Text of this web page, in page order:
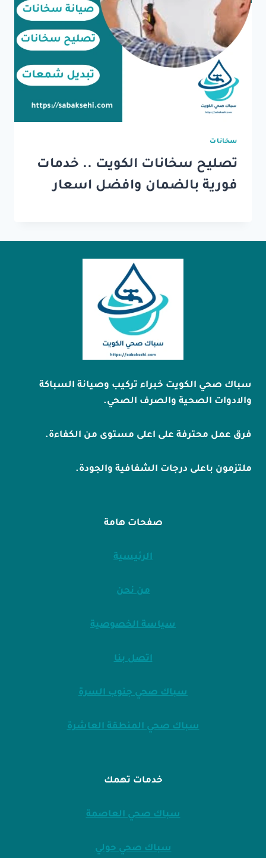
سخانات
تصليح سخانات الكويت .. خدمات
فورية بالضمان وافضل اسعار
سباك صحي الكويت خبراء تركيب وصيانة السباكة
والادوات الصحية والصرف الصحي.
فرق عمل محترفة على اعلى مستوى من الكفاءة.
ملتزمون باعلى درجات الشفافية والجودة.
صفحات هامة
الرئيسية
من نحن
سياسة الخصوصية
اتصل بنا
سباك صحي جنوب السرة
سباك صحي المنطقة العاشرة
خدمات تهمك
سباك صحي العاصمة
سباك صحي حولي